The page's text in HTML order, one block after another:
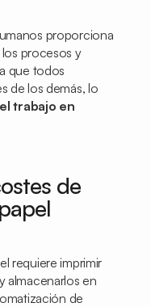
proporciona
procesos y
que todos
de los demás, lo
trabajo en
de
requiere imprimir
almacenarlos en
de